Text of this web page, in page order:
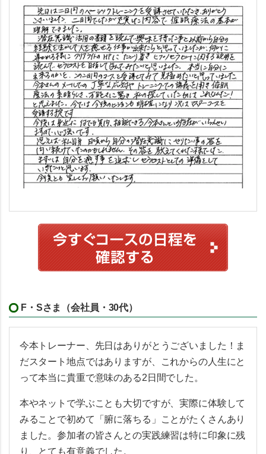
F・Sさま（会社員・30代）
今本トレーナー、先日はありがとうございました！ま
だスタート地点ではありますが、これからの人生にと
って本当に貴重で意味のある2日間でした。
本やネットで学ぶことも大切ですが、実際に体験して
みることで初めて「腑に落ちる」ことがたくさんあり
ました。参加者の皆さんとの実践練習は特に印象に残
り、とても有意義でした。